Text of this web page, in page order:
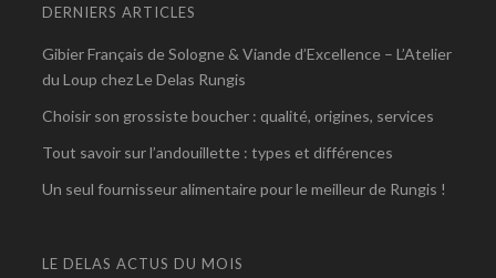
DERNIERS ARTICLES
Gibier Français de Sologne & Viande d’Excellence – L’Atelier
du Loup chez Le Delas Rungis
Choisir son grossiste boucher : qualité, origines, services
Tout savoir sur l’andouillette : types et différences
Un seul fournisseur alimentaire pour le meilleur de Rungis !
LE DELAS ACTUS DU MOIS